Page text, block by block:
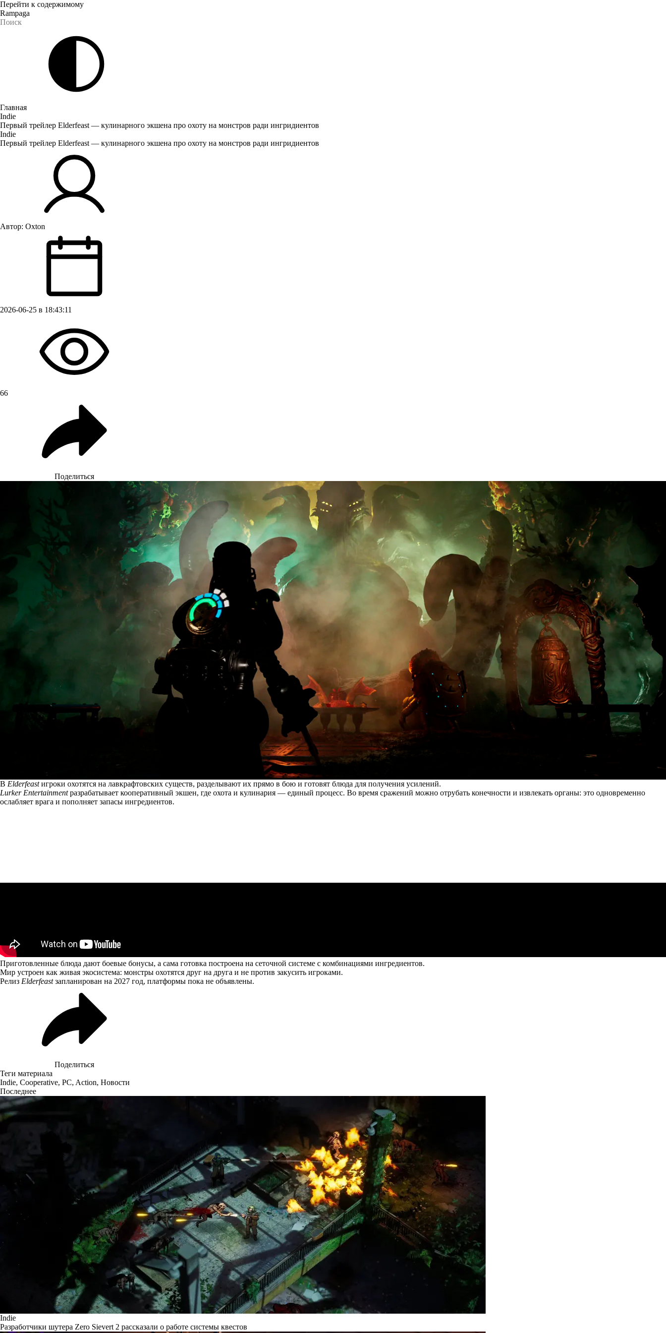
Перейти к содержимому
Rampaga
Главная
Indie
Первый трейлер Elderfeast — кулинарного экшена про охоту на монстров ради ингридиентов
Indie
Первый трейлер Elderfeast — кулинарного экшена про охоту на монстров ради ингридиентов
Автор: Oxton
2026-06-25 в 18:43:11
66
Поделиться
В Elderfeastигроки охотятся на лавкрафтовских существ, разделывают их прямо в бою и готовят блюда для получения усилений.
Lurker Entertainmentразрабатывает кооперативный экшен, где охота и кулинария — единый процесс. Во время сражений можно отрубать конечности и извлекать органы: это одновременно
ослабляет врага и пополняет запасы ингредиентов.
Приготовленные блюда дают боевые бонусы, а сама готовка построена на сеточной системе с комбинациями ингредиентов.
Мир устроен как живая экосистема: монстры охотятся друг на друга и не против закусить игроками.
Релиз Elderfeastзапланирован на 2027 год, платформы пока не объявлены.
Поделиться
Теги материала
Indie, Cooperative, PC, Action, Новости
Последнее
Indie
Разработчики шутера Zero Sievert 2 рассказали о работе системы квестов